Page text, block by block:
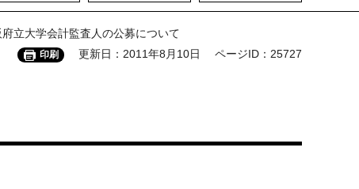
立大学会計監査人の公募について
印刷 更新日：2011年8月10日 ページID：25727